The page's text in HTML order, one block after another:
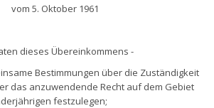
vom 5. Oktober 1961
dieses Übereinkommens -
Bestimmungen über die Zuständigkeit
das anzuwendende Recht auf dem Gebiet
festzulegen;